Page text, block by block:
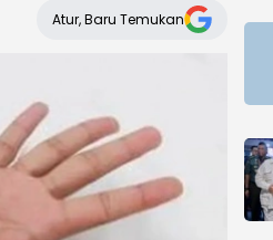
Atur, Baru Temukan